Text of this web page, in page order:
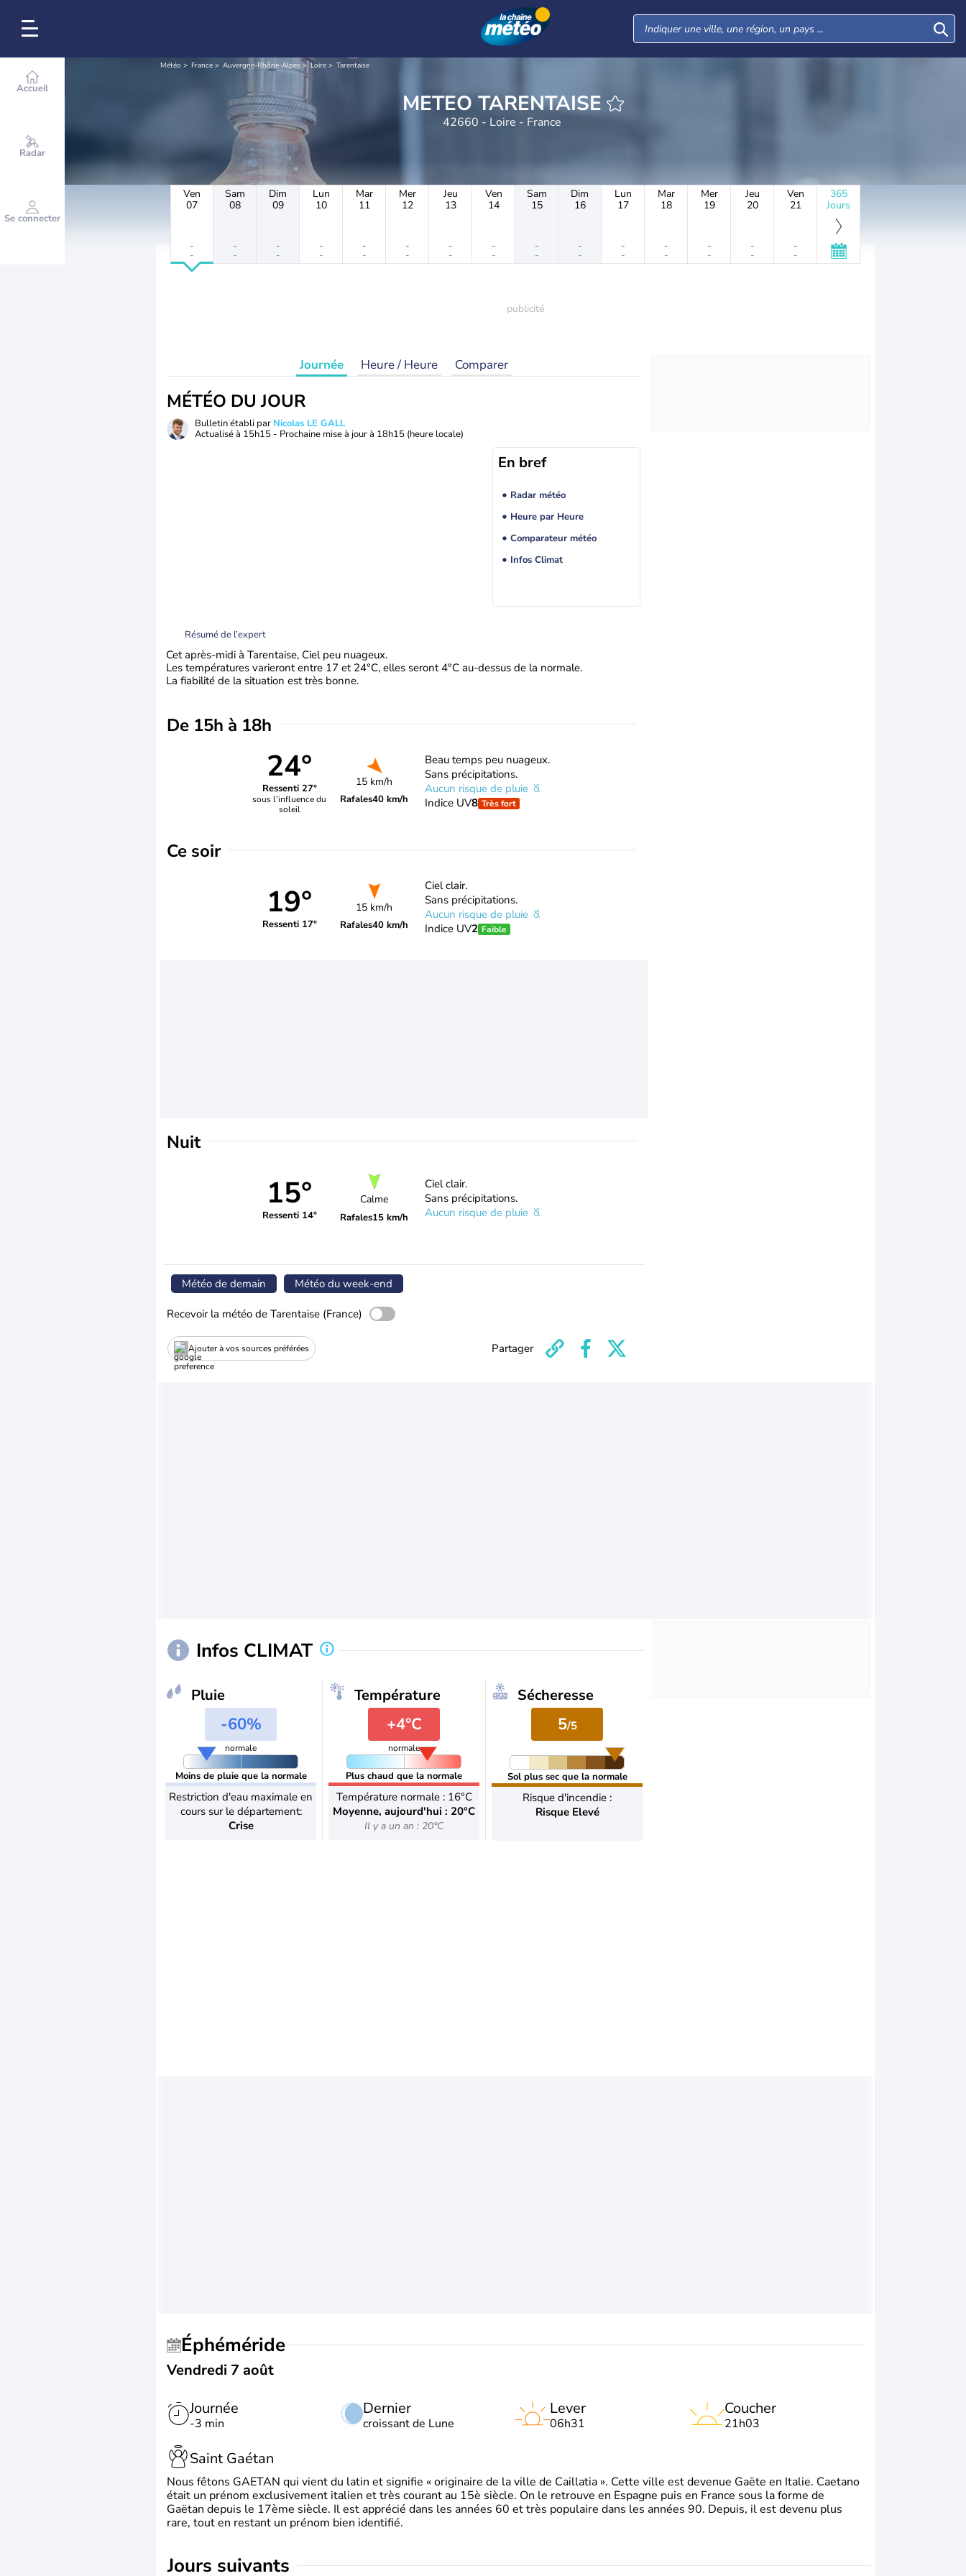
Accueil
Radar
Se connecter
Météo France Auvergne-Rhône-Alpes Loire Tarentaise
METEO TARENTAISE
42660 - Loire - France
Ven
07
-
-
Sam
08
-
-
Dim
09
-
-
Lun
10
-
-
Mar
11
-
-
Mer
12
-
-
Jeu
13
-
-
Ven
14
-
-
Sam
15
-
-
Dim
16
-
-
Lun
17
-
-
Mar
18
-
-
Mer
19
-
-
Jeu
20
-
-
Ven
21
-
-
365
Jours
Journée Heure / Heure Comparer
MÉTÉO DU JOUR
Bulletin établi par Nicolas LE GALL
Actualisé à 15h15 - Prochaine mise à jour à 18h15 (heure locale)
En bref
Radar météo
Heure par Heure
Comparateur météo
Infos Climat
Résumé de l’expert
Cet après-midi à Tarentaise, Ciel peu nuageux.
Les températures varieront entre 17 et 24°C, elles seront 4°C au-dessus de la normale.
La fiabilité de la situation est très bonne.
De 15h à 18h
24°
Ressenti 27°
sous l’influence du
soleil
15 km/h
Rafales40 km/h
Beau temps peu nuageux.
Sans précipitations.
Aucun risque de pluie
Indice UV8 Très fort
Ce soir
19°
Ressenti 17°
15 km/h
Rafales40 km/h
Ciel clair.
Sans précipitations.
Aucun risque de pluie
Indice UV2 Faible
Nuit
15°
Ressenti 14°
Calme
Rafales15 km/h
Ciel clair.
Sans précipitations.
Aucun risque de pluie
Météo de demain Météo du week-end
Recevoir la météo de Tarentaise (France)
Ajouter à vos sources préférées Partager
Infos CLIMAT
Pluie
-60%
normale
Moins de pluie que la normale
Restriction d'eau maximale en
cours sur le département:
Crise
Température
+4°C
normale
Plus chaud que la normale
Température normale : 16°C
Moyenne, aujourd'hui : 20°C
Il y a un an : 20°C
Sécheresse
5/5
Sol plus sec que la normale
Risque d'incendie :
Risque Elevé
Éphéméride
Vendredi 7 août
Journée
-3 min
Dernier
croissant de Lune
Lever
06h31
Coucher
21h03
Saint Gaétan
Nous fêtons GAETAN qui vient du latin et signifie « originaire de la ville de Caillatia ». Cette ville est devenue Gaëte en Italie. Caetano
était un prénom exclusivement italien et très courant au 15è siècle. On le retrouve en Espagne puis en France sous la forme de
Gaëtan depuis le 17ème siècle. Il est apprécié dans les années 60 et très populaire dans les années 90. Depuis, il est devenu plus
rare, tout en restant un prénom bien identifié.
jours suivants